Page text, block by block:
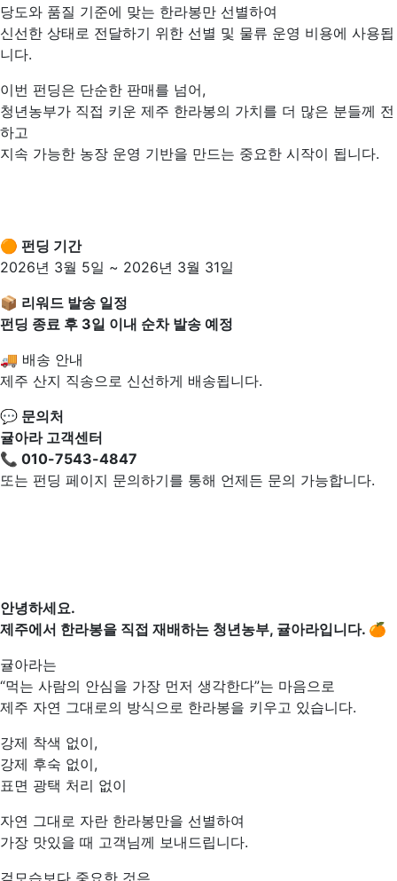
당도와 품질 기준에 맞는 한라봉만 선별하여
신선한 상태로 전달하기 위한 선별 및 물류 운영 비용에 사용됩
니다.
이번 펀딩은 단순한 판매를 넘어,
청년농부가 직접 키운 제주 한라봉의 가치를 더 많은 분들께 전
하고
지속 가능한 농장 운영 기반을 만드는 중요한 시작이 됩니다.
🟠 펀딩 기간
2026년 3월 5일 ~ 2026년 3월 31일
📦 리워드 발송 일정
펀딩 종료 후 3일 이내 순차 발송 예정
🚚 배송 안내
제주 산지 직송으로 신선하게 배송됩니다.
💬 문의처
귤아라 고객센터
📞 010-7543-4847
또는 펀딩 페이지 문의하기를 통해 언제든 문의 가능합니다.
안녕하세요.
제주에서 한라봉을 직접 재배하는 청년농부, 귤아라입니다. 🍊
귤아라는
“먹는 사람의 안심을 가장 먼저 생각한다”는 마음으로
제주 자연 그대로의 방식으로 한라봉을 키우고 있습니다.
강제 착색 없이,
강제 후숙 없이,
표면 광택 처리 없이
자연 그대로 자란 한라봉만을 선별하여
가장 맛있을 때 고객님께 보내드립니다.
겉모습보다 중요한 것은